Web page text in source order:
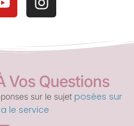
Vos Questions
sur le sujet posées sur
le service